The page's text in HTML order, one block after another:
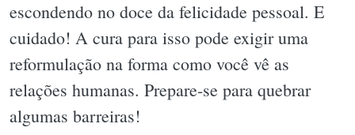
escondendo no doce da felicidade pessoal. E
cuidado! A cura para isso pode exigir uma
reformulação na forma como você vê as
relações humanas. Prepare-se para quebrar
algumas barreiras!